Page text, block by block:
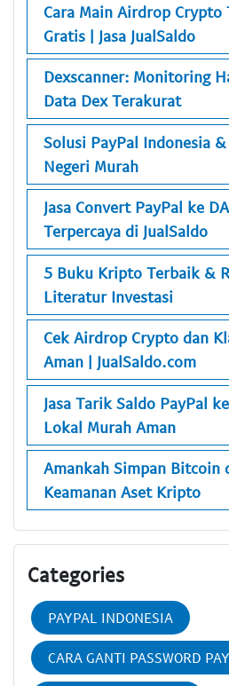
Cara Main Airdrop Crypto
Gratis | Jasa JualSaldo
Dexscanner: Monitoring
Data Dex Terakurat
Solusi PayPal Indonesia
Negeri Murah
Jasa Convert PayPal ke
Terpercaya di JualSaldo
5 Buku Kripto Terbaik &
Literatur Investasi
Cek Airdrop Crypto dan
Aman | JualSaldo.com
Jasa Tarik Saldo PayPal
Lokal Murah Aman
Amankah Simpan Bitcoin
Keamanan Aset Kripto
Categories
PAYPAL INDONESIA
CARA GANTI PASSWORD